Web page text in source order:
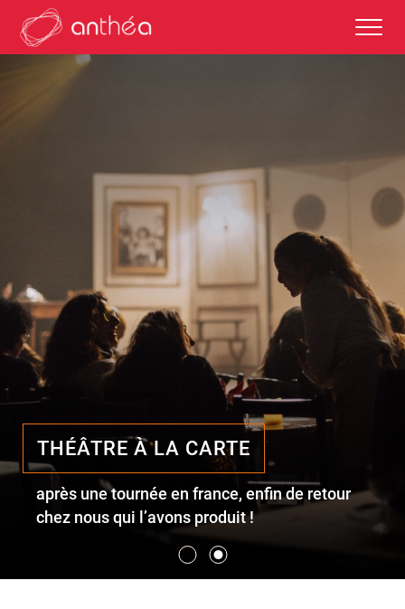
saison 2026-27
saisons passées
autour des représentations
scolaires et enseignements
partenaires culturels
partenaires et mécènes
THÉÂTRE À LA CARTE
après une tournée en france, enfin de retour
chez nous qui l’avons produit !